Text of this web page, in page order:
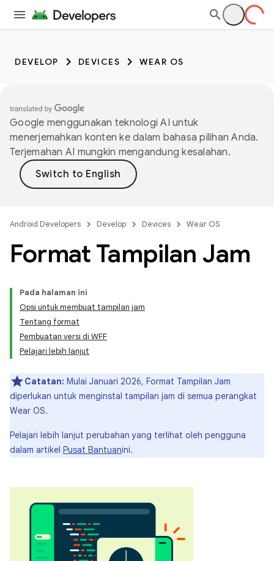
DEVELOP DEVICES WEAR OS
Google menggunakan teknologi AI untuk
menerjemahkan konten ke dalam bahasa pilihan Anda.
Terjemahan AI mungkin mengandung kesalahan.
Android Developers Develop Devices Wear OS
Format Tampilan Jam
Pada halaman ini
Opsi untuk membuat tampilan jam
Tentang format
Pembuatan versi di WFF
Pelajari lebih lanjut
Catatan: Mulai Januari 2026, Format Tampilan Jam
diperlukan untuk menginstal tampilan jam di semua perangkat
Wear OS.
Pelajari lebih lanjut perubahan yang terlihat oleh pengguna
dalam artikel Pusat Bantuanini.